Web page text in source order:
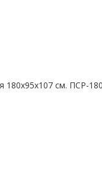
180х95х107 см. ПСР-